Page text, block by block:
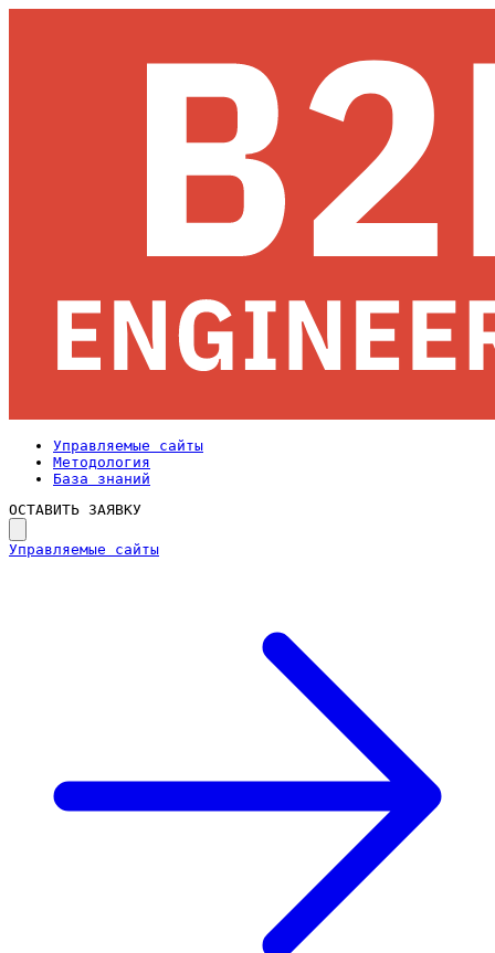
Управляемые сайты
Методология
База знаний
ОСТАВИТЬ ЗАЯВКУ
Управляемые сайты